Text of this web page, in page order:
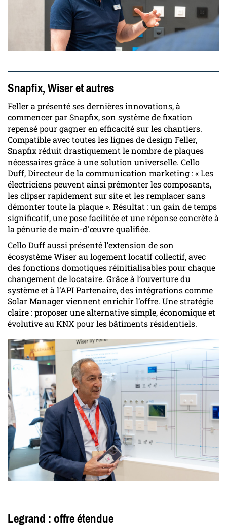
Snapfix, Wiser et autres
Feller a présenté ses dernières innovations, à
commencer par Snapfix, son système de fixation
repensé pour gagner en efficacité sur les chantiers.
Compatible avec toutes les lignes de design Feller,
Snapfix réduit drastiquement le nombre de plaques
nécessaires grâce à une solution universelle. Cello
Duff, Directeur de la communication marketing : « Les
électriciens peuvent ainsi prémonter les composants,
les clipser rapidement sur site et les remplacer sans
démonter toute la plaque ». Résultat : un gain de temps
significatif, une pose facilitée et une réponse concrète à
la pénurie de main-d'œuvre qualifiée.
Cello Duff aussi présenté l’extension de son
écosystème Wiser au logement locatif collectif, avec
des fonctions domotiques réinitialisables pour chaque
changement de locataire. Grâce à l’ouverture du
système et à l’API Partenaire, des intégrations comme
Solar Manager viennent enrichir l’offre. Une stratégie
claire : proposer une alternative simple, économique et
évolutive au KNX pour les bâtiments résidentiels.
Legrand : offre étendue